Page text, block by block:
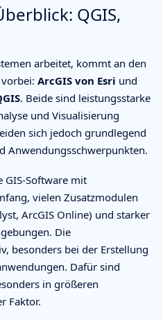
QGIS,
arbeitet, kommt an den
ArcGIS von Esri und
. Beide sind leistungsstarke
und Visualisierung
sich jedoch grundlegend
Anwendungsschwerpunkten.
GIS-Software mit
vielen Zusatzmodulen
ArcGIS Online) und starker
Die
besonders bei der Erstellung
Dafür sind
in größeren
Faktor.